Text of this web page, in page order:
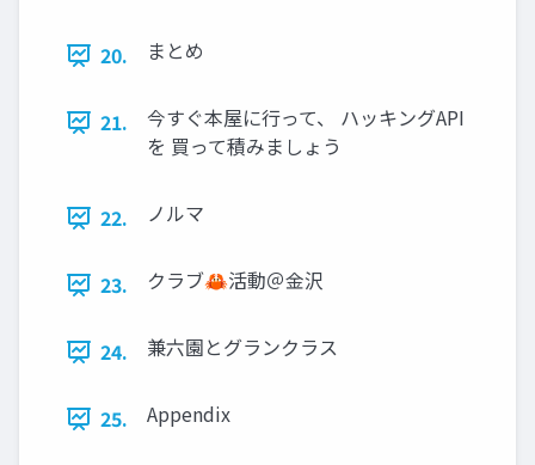
20. まとめ
21.
今すぐ本屋に行って、 ハッキングAPI
を 買って積みましょう
22. ノルマ
23. クラブ🦀活動＠金沢
24. 兼六園とグランクラス
25. Appendix